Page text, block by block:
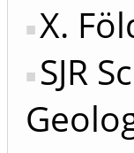
X.
SJR